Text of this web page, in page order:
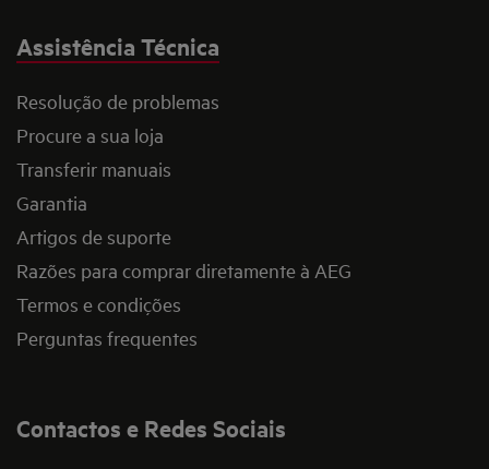
Assistência Técnica
Resolução de problemas
Procure a sua loja
Transferir manuais
Garantia
Artigos de suporte
Razões para comprar diretamente à AEG
Termos e condições
Perguntas frequentes
Contactos e Redes Sociais